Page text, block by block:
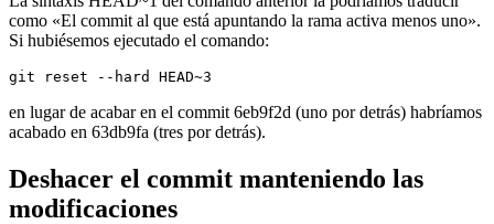
como «El commit al que está apuntando la rama activa menos uno».
Si hubiésemos ejecutado el comando:
git reset --hard HEAD~3
en lugar de acabar en el commit 6eb9f2d (uno por detrás) habríamos
acabado en 63db9fa (tres por detrás).
Deshacer el commit manteniendo las
modificaciones